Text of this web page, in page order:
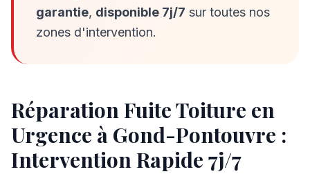
garantie, disponible 7j/7 sur toutes nos
zones d'intervention.
Réparation Fuite Toiture en
Urgence à Gond-Pontouvre :
Intervention Rapide 7j/7